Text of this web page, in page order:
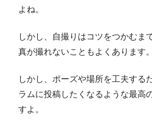
よね。
しかし、自撮りはコツをつかむま
真が撮れないこともよくあります。
しかし、ポーズや場所を工夫する
ラムに投稿したくなるような最高
すよ。